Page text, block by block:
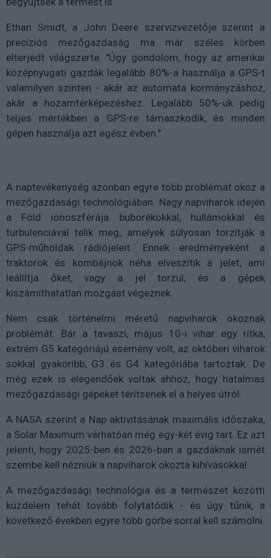
Ethan Smidt, a John Deere szervizvezetője szerint a
precíziós mezőgazdaság ma már széles körben
elterjedt világszerte. "Úgy gondolom, hogy az amerikai
középnyugati gazdák legalább 80%-a használja a GPS-t
valamilyen szinten - akár az automata kormányzáshoz,
akár a hozamtérképezéshez. Legalább 50%-uk pedig
teljes mértékben a GPS-re támaszkodik, és minden
gépen használja azt egész évben."
A naptevékenység azonban egyre több problémát okoz a
mezőgazdasági technológiában. Nagy napviharok idején
a Föld ionoszférája buborékokkal, hullámokkal és
turbulenciával telik meg, amelyek súlyosan torzítják a
GPS-műholdak rádiójeleit. Ennek eredményeként a
traktorok és kombájnok néha elveszítik a jelet, ami
leállítja őket, vagy a jel torzul, és a gépek
kiszámíthatatlan mozgást végeznek.
Nem csak történelmi méretű napviharok okoznak
problémát. Bár a tavaszi, május 10-i vihar egy ritka,
extrém G5 kategóriájú esemény volt, az októberi viharok
sokkal gyakoribb, G3 és G4 kategóriába tartoztak. De
még ezek is elegendőek voltak ahhoz, hogy hatalmas
mezőgazdasági gépeket térítsenek el a helyes útról.
A NASA szerint a Nap aktivitásának maximális időszaka,
a Solar Maximum várhatóan még egy-két évig tart. Ez azt
jelenti, hogy 2025-ben és 2026-ban a gazdáknak ismét
szembe kell nézniük a napviharok okozta kihívásokkal.
A mezőgazdasági technológia és a természet közötti
küzdelem tehát tovább folytatódik - és úgy tűnik, a
következő években egyre több görbe sorral kell számolni.